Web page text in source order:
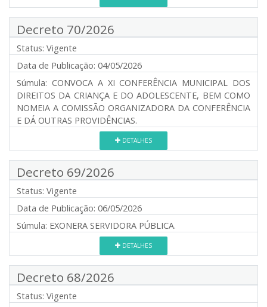
Decreto 70/2026
Status: Vigente
Data de Publicação: 04/05/2026
Súmula: CONVOCA A XI CONFERÊNCIA MUNICIPAL DOS
DIREITOS DA CRIANÇA E DO ADOLESCENTE, BEM COMO
NOMEIA A COMISSÃO ORGANIZADORA DA CONFERÊNCIA
E DÁ OUTRAS PROVIDÊNCIAS.
DETALHES
Decreto 69/2026
Status: Vigente
Data de Publicação: 06/05/2026
Súmula: EXONERA SERVIDORA PÚBLICA.
DETALHES
Decreto 68/2026
Status: Vigente